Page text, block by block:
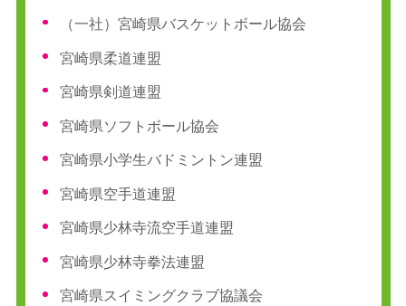
（一社）宮崎県バスケットボール協会
宮崎県柔道連盟
宮崎県剣道連盟
宮崎県ソフトボール協会
宮崎県小学生バドミントン連盟
宮崎県空手道連盟
宮崎県少林寺流空手道連盟
宮崎県少林寺拳法連盟
宮崎県スイミングクラブ協議会